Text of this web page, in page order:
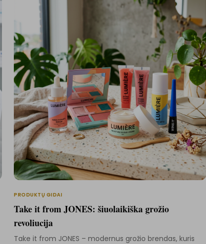
PRODUKTŲ GIDAI
Take it from JONES: šiuolaikiška grožio
revoliucija
Take it from JONES – modernus grožio brendas, kuris